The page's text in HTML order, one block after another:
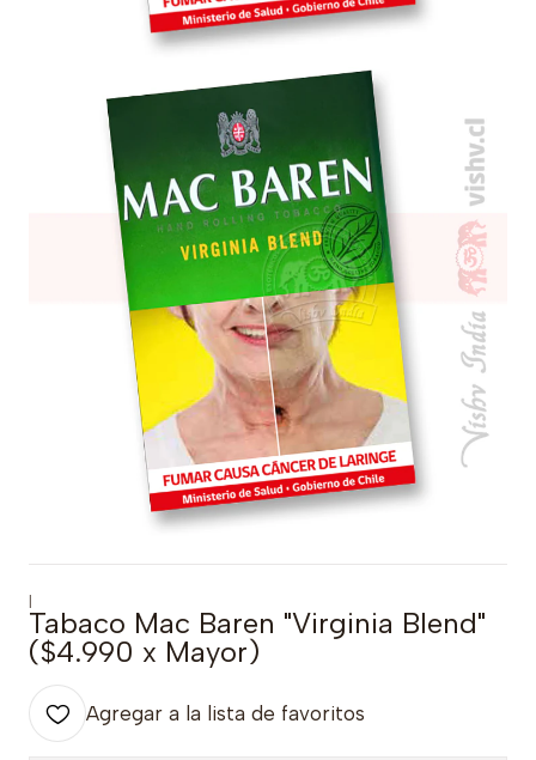
|
Tabaco Mac Baren "Virginia Blend"
($4.990 x Mayor)
Agregar a la lista de favoritos